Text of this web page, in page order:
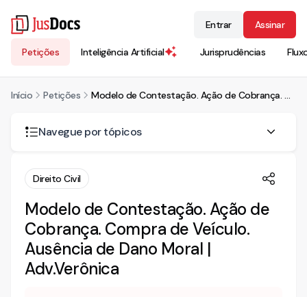
Petições Inteligência Artificial Jurisprudências
Entrar Assinar
Início Petições Modelo de Contestação. Ação de Cobrança. Compra de Veículo. Ausência de Dano Moral | Adv.Verônica
Navegue por tópicos
CONTESTAÇÃO
2. DA REALIDADE DOS FATOS
Direito Civil
Modelo de Contestação. Ação de
Cobrança. Compra de Veículo.
Ausência de Dano Moral |
Adv.Verônica